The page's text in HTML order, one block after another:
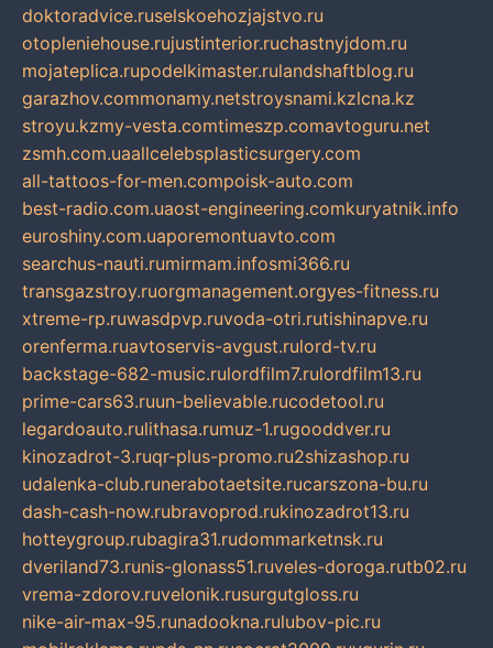
doktoradvice.ruselskoehozjajstvo.ru
otopleniehouse.rujustinterior.ruchastnyjdom.ru
mojateplica.rupodelkimaster.rulandshaftblog.ru
garazhov.commonamy.netstroysnami.kzlcna.kz
stroyu.kzmy-vesta.comtimeszp.comavtoguru.net
zsmh.com.uaallcelebsplasticsurgery.com
all-tattoos-for-men.compoisk-auto.com
best-radio.com.uaost-engineering.comkuryatnik.info
euroshiny.com.uaporemontuavto.com
searchus-nauti.rumirmam.infosmi366.ru
transgazstroy.ruorgmanagement.orgyes-fitness.ru
xtreme-rp.ruwasdpvp.ruvoda-otri.rutishinapve.ru
orenferma.ruavtoservis-avgust.rulord-tv.ru
backstage-682-music.rulordfilm7.rulordfilm13.ru
prime-cars63.ruun-believable.rucodetool.ru
legardoauto.rulithasa.rumuz-1.rugooddver.ru
kinozadrot-3.ruqr-plus-promo.ru2shizashop.ru
udalenka-club.runerabotaetsite.rucarszona-bu.ru
dash-cash-now.rubravoprod.rukinozadrot13.ru
hotteygroup.rubagira31.rudommarketnsk.ru
dveriland73.runis-glonass51.ruveles-doroga.rutb02.ru
vrema-zdorov.ruvelonik.rusurgutgloss.ru
nike-air-max-95.runadookna.rulubov-pic.ru